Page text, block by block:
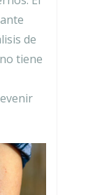
de
tiene